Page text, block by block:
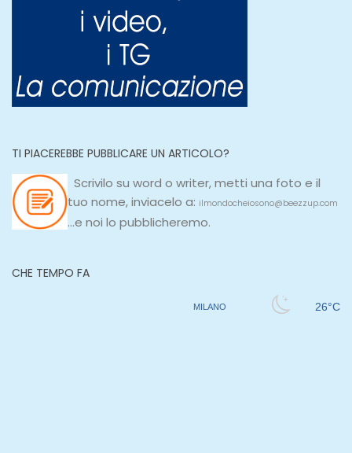
TI PIACEREBBE PUBBLICARE UN ARTICOLO?
Scrivilo su word o writer, metti una foto e il
tuo nome, inviacelo a: ilmondocheiosono@beezzup.com
...e noi lo pubblicheremo.
CHE TEMPO FA